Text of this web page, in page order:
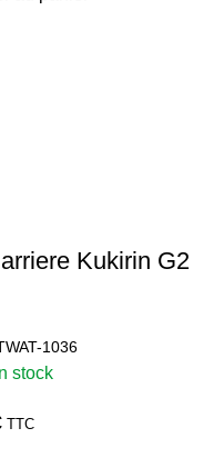
Kukirin G2
1036
stock
TTC